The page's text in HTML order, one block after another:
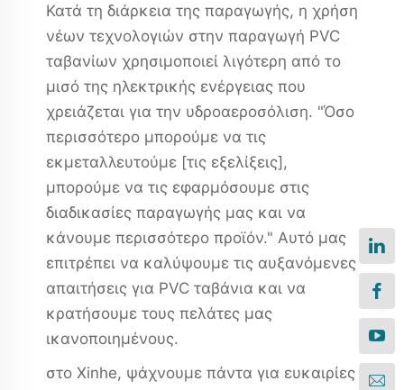
Κατά τη διάρκεια της παραγωγής, η χρήση
νέων τεχνολογιών στην παραγωγή PVC
ταβανίων χρησιμοποιεί λιγότερη από το
μισό της ηλεκτρικής ενέργειας που
χρειάζεται για την υδροαεροσόλιση. "Όσο
περισσότερο μπορούμε να τις
εκμεταλλευτούμε [τις εξελίξεις],
μπορούμε να τις εφαρμόσουμε στις
διαδικασίες παραγωγής μας και να
κάνουμε περισσότερο προϊόν." Αυτό μας
επιτρέπει να καλύψουμε τις αυξανόμενες
απαιτήσεις για PVC ταβάνια και να
κρατήσουμε τους πελάτες μας
ικανοποιημένους.
στο Xinhe, ψάχνουμε πάντα για ευκαιρίες